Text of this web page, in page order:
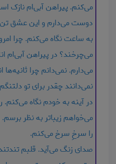
می‌کنم. پیراهن آبی‌ام نازک
دوست می‌دارم و این عشق تن
به ساعت نگاه می‌کنم. چرا
می‌چرخند؟ در پیراهن آبی‌ام
می‌دارم. نمی‌دانم چرا
نمی‌دانند چقدر برای تو
در آینه به خودم نگاه
می‌خواهم زیباتر به نظر
را سرخِ سرخ می‌کنم.
صدای زنگ می‌آید. قلبم